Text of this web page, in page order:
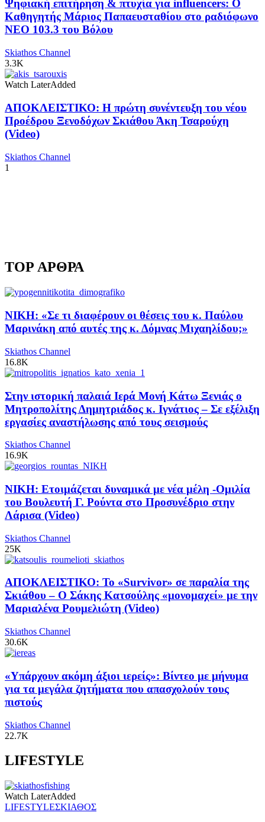
Ψηφιακή επιτήρηση & πτυχία για influencers: Ο
Καθηγητής Μάριος Παπαευσταθίου στο ραδιόφωνο
NEO 103.3 του Βόλου
Skiathos Channel
3.3K
Watch LaterAdded
ΑΠΟΚΛΕΙΣΤΙΚΟ: Η πρώτη συνέντευξη του νέου
Προέδρου Ξενοδόχων Σκιάθου Άκη Τσαρούχη
(Video)
Skiathos Channel
1
TOP ΑΡΘΡΑ
ΝΙΚΗ: «Σε τι διαφέρουν οι θέσεις του κ. Παύλου
Μαρινάκη από αυτές της κ. Δόμνας Μιχαηλίδου;»
Skiathos Channel
16.8K
Στην ιστορική παλαιά Ιερά Μονή Κάτω Ξενιάς ο
Μητροπολίτης Δημητριάδος κ. Ιγνάτιος – Σε εξέλιξη
εργασίες αναστήλωσης από τους σεισμούς
Skiathos Channel
16.9K
ΝΙΚΗ: Ετοιμάζεται δυναμικά με νέα μέλη -Ομιλία
του Βουλευτή Γ. Ρούντα στο Προσυνέδριο στην
Λάρισα (Video)
Skiathos Channel
25K
ΑΠΟΚΛΕΙΣΤΙΚΟ: Το «Survivor» σε παραλία της
Σκιάθου – Ο Σάκης Κατσούλης «μονομαχεί» με την
Μαριαλένα Ρουμελιώτη (Video)
Skiathos Channel
30.6K
«Υπάρχουν ακόμη άξιοι ιερείς»: Βίντεο με μήνυμα
για τα μεγάλα ζητήματα που απασχολούν τους
πιστούς
Skiathos Channel
22.7K
LIFESTYLE
Watch LaterAdded
LIFESTYLEΣΚΙΑΘΟΣ